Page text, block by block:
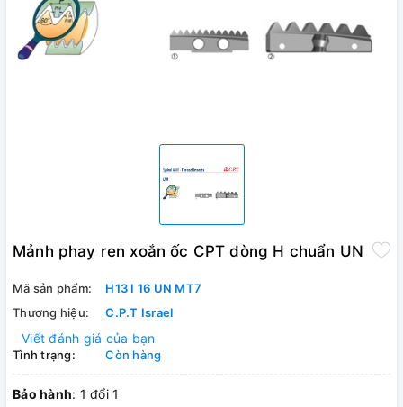
Mảnh phay ren xoắn ốc CPT dòng H chuẩn UN
Mã sản phẩm:
H13 I 16 UN MT7
Thương hiệu:
C.P.T Israel
Viết đánh giá của bạn
Tình trạng: Còn hàng
Bảo hành: 1 đổi 1